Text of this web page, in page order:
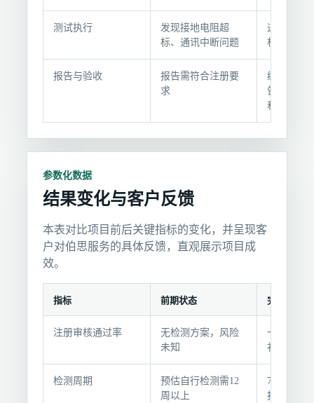
记
录测试执行
发现接地电阻超
标、通讯中断问题
通知客户
析原因并
报告与验收
报告需符合注册要
求
编制完整
告，含数
和结论
参数化数据
结果变化与客户反馈
本表对比项目前后关键指标的变化，并呈现客
户对伯思服务的具体反馈，直观展示项目成
效。
结
化
指标 前期状态 完成后
注册审核通过率
无检测方案，风险
未知
一次性通
补
检测周期
预估自行检测需12
周以上
7周完成
报告